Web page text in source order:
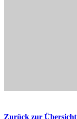
Zurück zur Übersicht